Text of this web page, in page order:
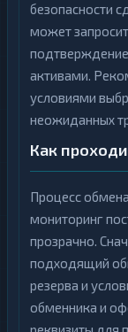
безопасности
может
активами.
условиями
неожиданных
Как
Процесс
мониторинг
прозрачно.
подходящий
резерва и
обменника и